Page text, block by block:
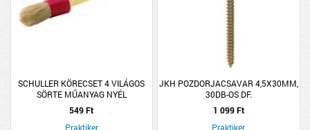
SCHULLER KÖRECSET 4 VILÁGOS
SÖRTE MŰANYAG NYÉL
549 Ft
Praktiker
JKH POZDORJACSAVAR 4,5X30MM,
30DB-OS DF.
1 099 Ft
Praktiker